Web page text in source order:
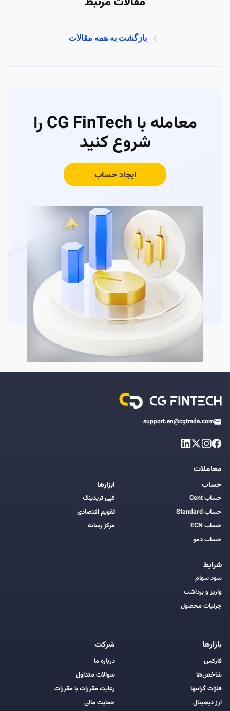
بازگشت به همه مقالات
معامله با CG FinTech را
شروع کنید
ایجاد حساب
support.en@cgtrade.com
معاملات
حساب
حساب Cent
حساب Standard
حساب ECN
حساب دمو
شرایط
سود سهام
واریز و برداشت
جزئیات محصول
ابزارها
کپی تریدینگ
تقویم اقتصادی
مرکز رسانه
بازارها
فارکس
شاخص‌ها
فلزات گرانبها
ارز دیجیتال
شرکت
درباره ما
سوالات متداول
رعایت مقررات با مقررات
حمایت مالی